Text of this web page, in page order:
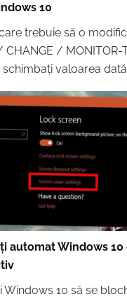
10
trebuie să o
CHANGE / MONITOR-
schimbați valoarea dată
automat Windows
Windows 10 să se